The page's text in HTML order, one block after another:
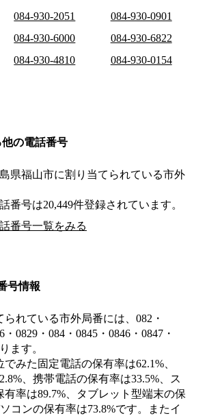
084-930-2051
084-930-0901
084-930-6000
084-930-6822
084-930-4810
084-930-0154
の電話番号
県福山市に割り当てられている市外
番号は20,449件登録されています。
番号一覧をみる
号情報
れている市外局番には、082・
・0829・084・0845・0846・0847・
ます。
みた固定電話の保有率は62.1%、
、携帯電話の保有率は33.5%、ス
有率は89.7%、タブレット型端末の保
コンの保有率は73.8%です。またイ